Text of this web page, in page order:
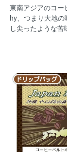
東南アジアのコ
hy、つまり大地
し尖ったような苦